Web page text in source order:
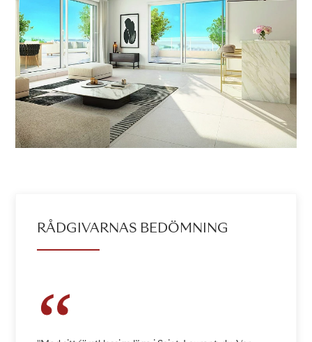
RÅDGIVARNAS BEDÖMNING